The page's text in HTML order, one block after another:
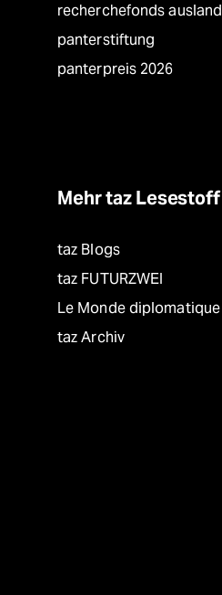
recherchefonds ausland
panterstiftung
panterpreis 2026
Mehr taz Lesestoff
taz Blogs
taz FUTURZWEI
Le Monde diplomatique
taz Archiv